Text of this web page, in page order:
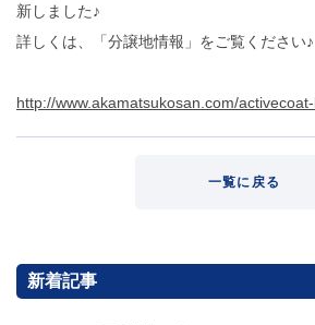
新しました♪
詳しくは、「分譲地情報」をご覧ください♪
http://www.akamatsukosan.com/
一覧に戻る
新着記事